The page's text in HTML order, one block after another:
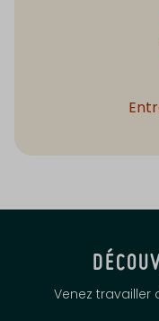
Venez travailler